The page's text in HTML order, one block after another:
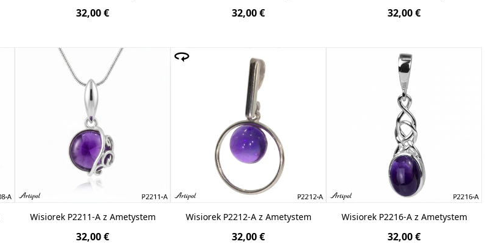
32,00 € 32,00 € 32,00 €
Wisiorek P2211-A z Ametystem
32,00 €
Wisiorek P2212-A z Ametystem
32,00 €
Wisiorek P2216-A z Ametystem
32,00 €